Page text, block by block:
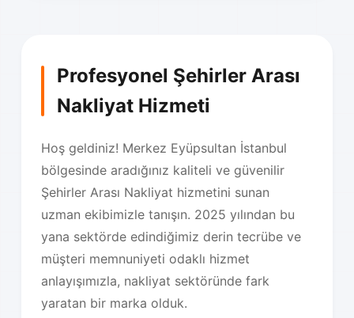
Profesyonel Şehirler Arası
Nakliyat Hizmeti
Hoş geldiniz! Merkez Eyüpsultan İstanbul
bölgesinde aradığınız kaliteli ve güvenilir
Şehirler Arası Nakliyat hizmetini sunan
uzman ekibimizle tanışın. 2025 yılından bu
yana sektörde edindiğimiz derin tecrübe ve
müşteri memnuniyeti odaklı hizmet
anlayışımızla, nakliyat sektöründe fark
yaratan bir marka olduk.